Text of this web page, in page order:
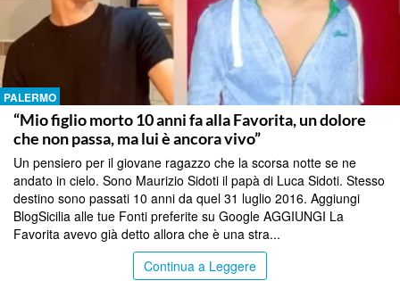
PALERMO
“Mio figlio morto 10 anni fa alla Favorita, un dolore
che non passa, ma lui è ancora vivo”
Un pensiero per il giovane ragazzo che la scorsa notte se ne
andato in cielo. Sono Maurizio Sidoti il papà di Luca Sidoti. Stesso
destino sono passati 10 anni da quel 31 luglio 2016. Aggiungi
BlogSicilia alle tue Fonti preferite su Google AGGIUNGI La
Favorita avevo già detto allora che è una stra...
Continua a Leggere